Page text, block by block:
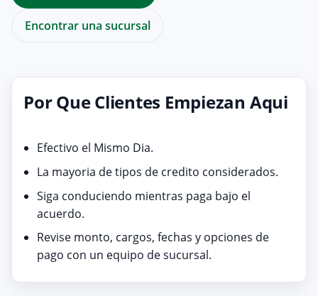
Encontrar una sucursal
Por Que Clientes Empiezan Aqui
Efectivo el Mismo Dia.
La mayoria de tipos de credito considerados.
Siga conduciendo mientras paga bajo el
acuerdo.
Revise monto, cargos, fechas y opciones de
pago con un equipo de sucursal.